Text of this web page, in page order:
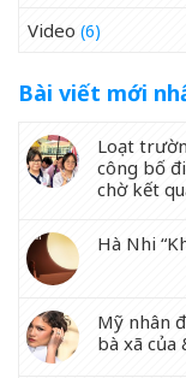
Video (6)
Bài viết mới
Loạt
công bố
chờ kết
Hà Nhi
Mỹ nhân
bà xã của